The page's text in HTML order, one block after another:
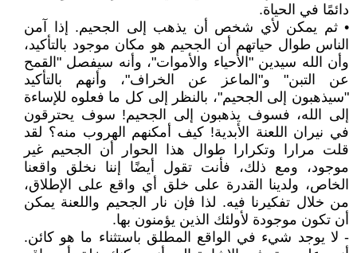
دائمًا في الحياة.
• ثم يمكن لأي شخص أن يذهب إلى الجحيم. إذا آمن
الناس طوال حياتهم أن الجحيم هو مكان موجود بالتأكيد،
وأن الله سيدين "الأحياء والأموات"، وأنه سيفصل "القمح
عن التبن" و"الماعز عن الخراف"، وأنهم بالتأكيد
"سيذهبون إلى الجحيم"، بالنظر إلى كل ما فعلوه للإساءة
إلى الله، فسوف يذهبون إلى الجحيم! سوف يحترقون
في نيران اللعنة الأبدية! كيف أمكنهم الهروب منه؟ لقد
قلت مرارا وتكرارا طوال هذا الحوار أن الجحيم غير
موجود، ومع ذلك، فأنت تقول أيضًا إننا نخلق واقعنا
الخاص، ولدينا القدرة على خلق أي واقع على الإطلاق،
من خلال تفكيرنا فيه. لذا فإن نار الجحيم واللعنة يمكن
أن تكون موجودة لأولئك الذين يؤمنون بها.
- لا يوجد شيء في الواقع المطلق باستثناء ما هو كائن.